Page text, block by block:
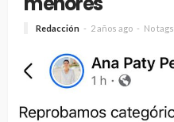
Redacción 2 años ago No tags